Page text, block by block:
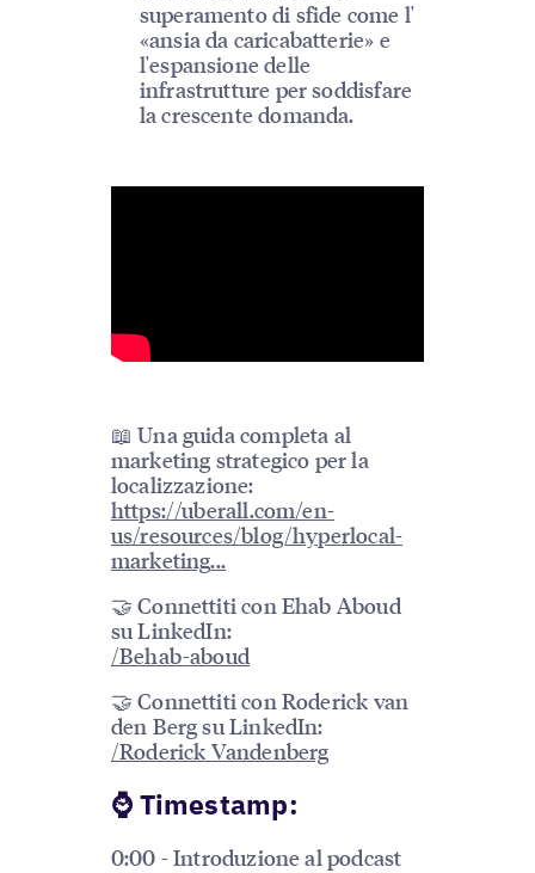
superamento di sfide come l'
«ansia da caricabatterie» e
l'espansione delle
infrastrutture per soddisfare
la crescente domanda.
📖 Una guida completa al
marketing strategico per la
localizzazione:
https://uberall.com/en-
us/resources/blog/hyperlocal-
marketing...
🤝 Connettiti con Ehab Aboud
su LinkedIn:
/Behab-aboud
🤝 Connettiti con Roderick van
den Berg su LinkedIn:
/Roderick Vandenberg
️⌚️ Timestamp:
0:00 - Introduzione al podcast